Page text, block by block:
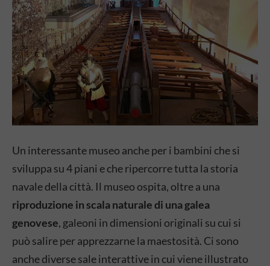
Un interessante museo anche per i bambini che si
sviluppa su 4 piani e che ripercorre tutta la storia
navale della città. Il museo ospita, oltre a una
riproduzione in scala naturale di una galea
genovese, galeoni in dimensioni originali su cui si
può salire per apprezzarne la maestosità. Ci sono
anche diverse sale interattive in cui viene illustrato